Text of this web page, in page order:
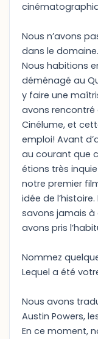
Nous n’avons
dans le
Nous habitions
déménagé au
y faire une
avons rencontré
Cinélume, et
emploi! Avant
au courant que
étions très
notre premier
idée de
savons jamais à
avons pris
Nommez
Lequel a été
Nous avons
Austin Powers,
En ce moment,